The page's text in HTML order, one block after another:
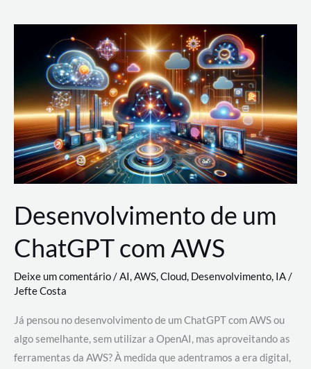
Nuvem:
Google
Cloud,
AWS
e
Azure
Desenvolvimento de um
ChatGPT com AWS
Deixe um comentário/AI,AWS,Cloud, Desenvolvimento, IA/
Jefte Costa
Já pensou no desenvolvimento de um ChatGPT com AWS ou
algo semelhante, sem utilizar a OpenAI, mas aproveitando as
ferramentas da AWS? À medida que adentramos a era digital,